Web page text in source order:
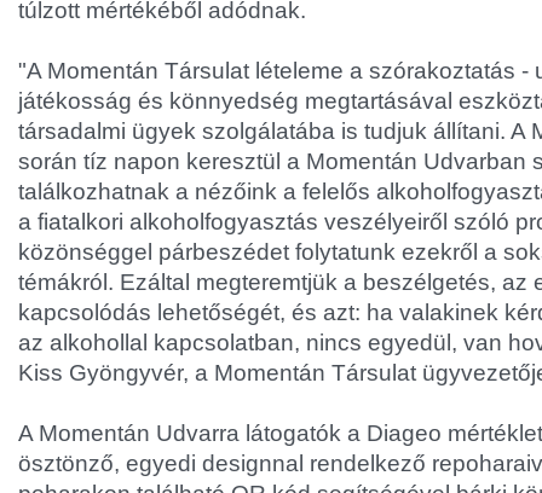
túlzott mértékéből adódnak.
"A Momentán Társulat lételeme a szórakoztatás -
játékosság és könnyedség megtartásával
társadalmi ügyek szolgálatába is tudjuk állítani. A
során tíz napon keresztül a Momentán Udvarban
találkozhatnak a nézőink a felelős
a fiatalkori alkoholfogyasztás veszélyeiről szóló
közönséggel párbeszédet folytatunk ezekről a
témákról. Ezáltal megteremtjük a beszélgetés, az
kapcsolódás lehetőségét, és azt: ha valakinek
az alkohollal kapcsolatban, nincs egyedül, van
Kiss Gyöngyvér, a Momentán Társulat
A Momentán Udvarra látogatók a Diageo
ösztönző, egyedi designnal rendelkező